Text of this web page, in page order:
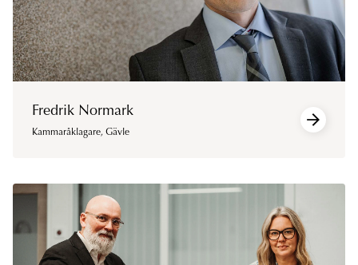
Fredrik Normark
Kammaråklagare, Gävle